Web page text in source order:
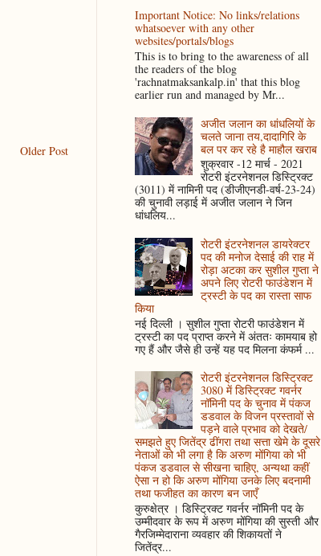
Older Post
Important Notice: No links/relations
whatsoever with any other
websites/portals/blogs
This is to bring to the awareness of all
the readers of the blog
'rachnatmaksankalp.in' that this blog
earlier run and managed by Mr...
अजीत जलान का धांधलियों के
चलते जाना तय,दादागिरि के
बल पर कर रहे है माहौल खराब
शुक्रवार -12 मार्च - 2021
रोटरी इंटरनेशनल डिस्ट्रिक्ट
(3011) में नामिनी पद (डीजीएनडी-वर्ष-23-24)
की चुनावी लड़ाई में अजीत जलान ने जिन
धांधलिय...
रोटरी इंटरनेशनल डायरेक्टर
पद की मनोज देसाई की राह में
रोड़ा अटका कर सुशील गुप्ता ने
अपने लिए रोटरी फाउंडेशन में
ट्रस्टी के पद का रास्ता साफ
किया
नई दिल्ली । सुशील गुप्ता रोटरी फाउंडेशन में
ट्रस्टी का पद प्राप्त करने में अंततः कामयाब हो
गए हैं और जैसे ही उन्हें यह पद मिलना कंफर्म ...
रोटरी इंटरनेशनल डिस्ट्रिक्ट
3080 में डिस्ट्रिक्ट गवर्नर
नॉमिनी पद के चुनाव में पंकज
डडवाल के विजन प्रस्तावों से
पड़ने वाले प्रभाव को देखते/
समझते हुए जितेंद्र ढींगरा तथा सत्ता खेमे के दूसरे
नेताओं को भी लगा है कि अरुण मोंगिया को भी
पंकज डडवाल से सीखना चाहिए, अन्यथा कहीं
ऐसा न हो कि अरुण मोंगिया उनके लिए बदनामी
तथा फजीहत का कारण बन जाएँ
कुरुक्षेत्र । डिस्ट्रिक्ट गवर्नर नॉमिनी पद के
उम्मीदवार के रूप में अरुण मोंगिया की सुस्ती और
गैरजिम्मेदाराना व्यवहार की शिकायतों ने
जितेंद्र...